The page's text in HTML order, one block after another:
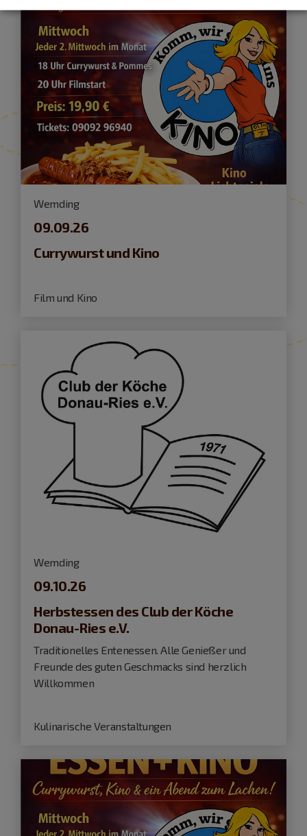
Wemding
09.09.26
Currywurst und Kino
Film und Kino
Wemding
09.10.26
Herbstessen des Club der Köche
Donau-Ries e.V.
Traditionelles Entenessen. Alle Genießer und
Freunde des guten Geschmacks sind herzlich
Willkommen
Kulinarische Veranstaltungen